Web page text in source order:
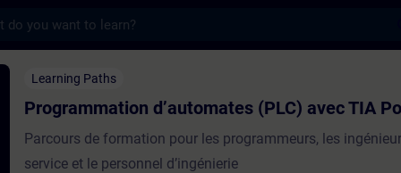
d’automates (PLC) avec TIA Portal
Learning Paths
Programmation d’automates (PLC) avec TIA
Parcours de formation pour les programmeurs, les
service et le personnel d’ingénierie